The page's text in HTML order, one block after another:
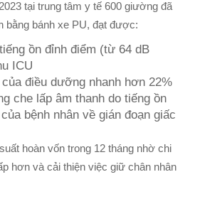
tại trung tâm y tế 600 giường đã
bằng bánh xe PU, đạt được:
ồn đỉnh điểm (từ 64 dB
ICU
điều dưỡng nhanh hơn 22%
che lấp âm thanh do tiếng ồn
bệnh nhân về gián đoạn giấc
hoàn vốn trong 12 tháng nhờ chi
hơn và cải thiện việc giữ chân nhân